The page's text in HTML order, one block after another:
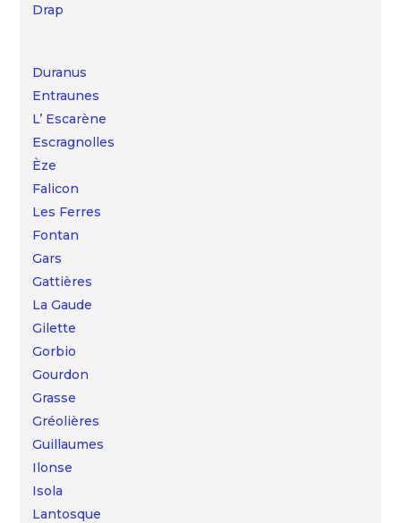
Drap
Duranus
Entraunes
L’ Escarène
Escragnolles
Èze
Falicon
Les Ferres
Fontan
Gars
Gattières
La Gaude
Gilette
Gorbio
Gourdon
Grasse
Gréolières
Guillaumes
Ilonse
Isola
Lantosque